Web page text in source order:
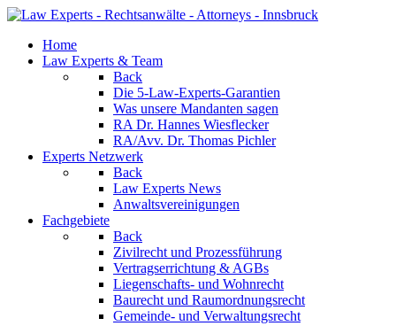
Home
Law Experts & Team
Back
Die 5-Law-Experts-Garantien
Was unsere Mandanten sagen
RA Dr. Hannes Wiesflecker
RA/Avv. Dr. Thomas Pichler
Experts Netzwerk
Back
Law Experts News
Anwaltsvereinigungen
Fachgebiete
Back
Zivilrecht und Prozessführung
Vertragserrichtung & AGBs
Liegenschafts- und Wohnrecht
Baurecht und Raumordnungsrecht
Gemeinde- und Verwaltungsrecht